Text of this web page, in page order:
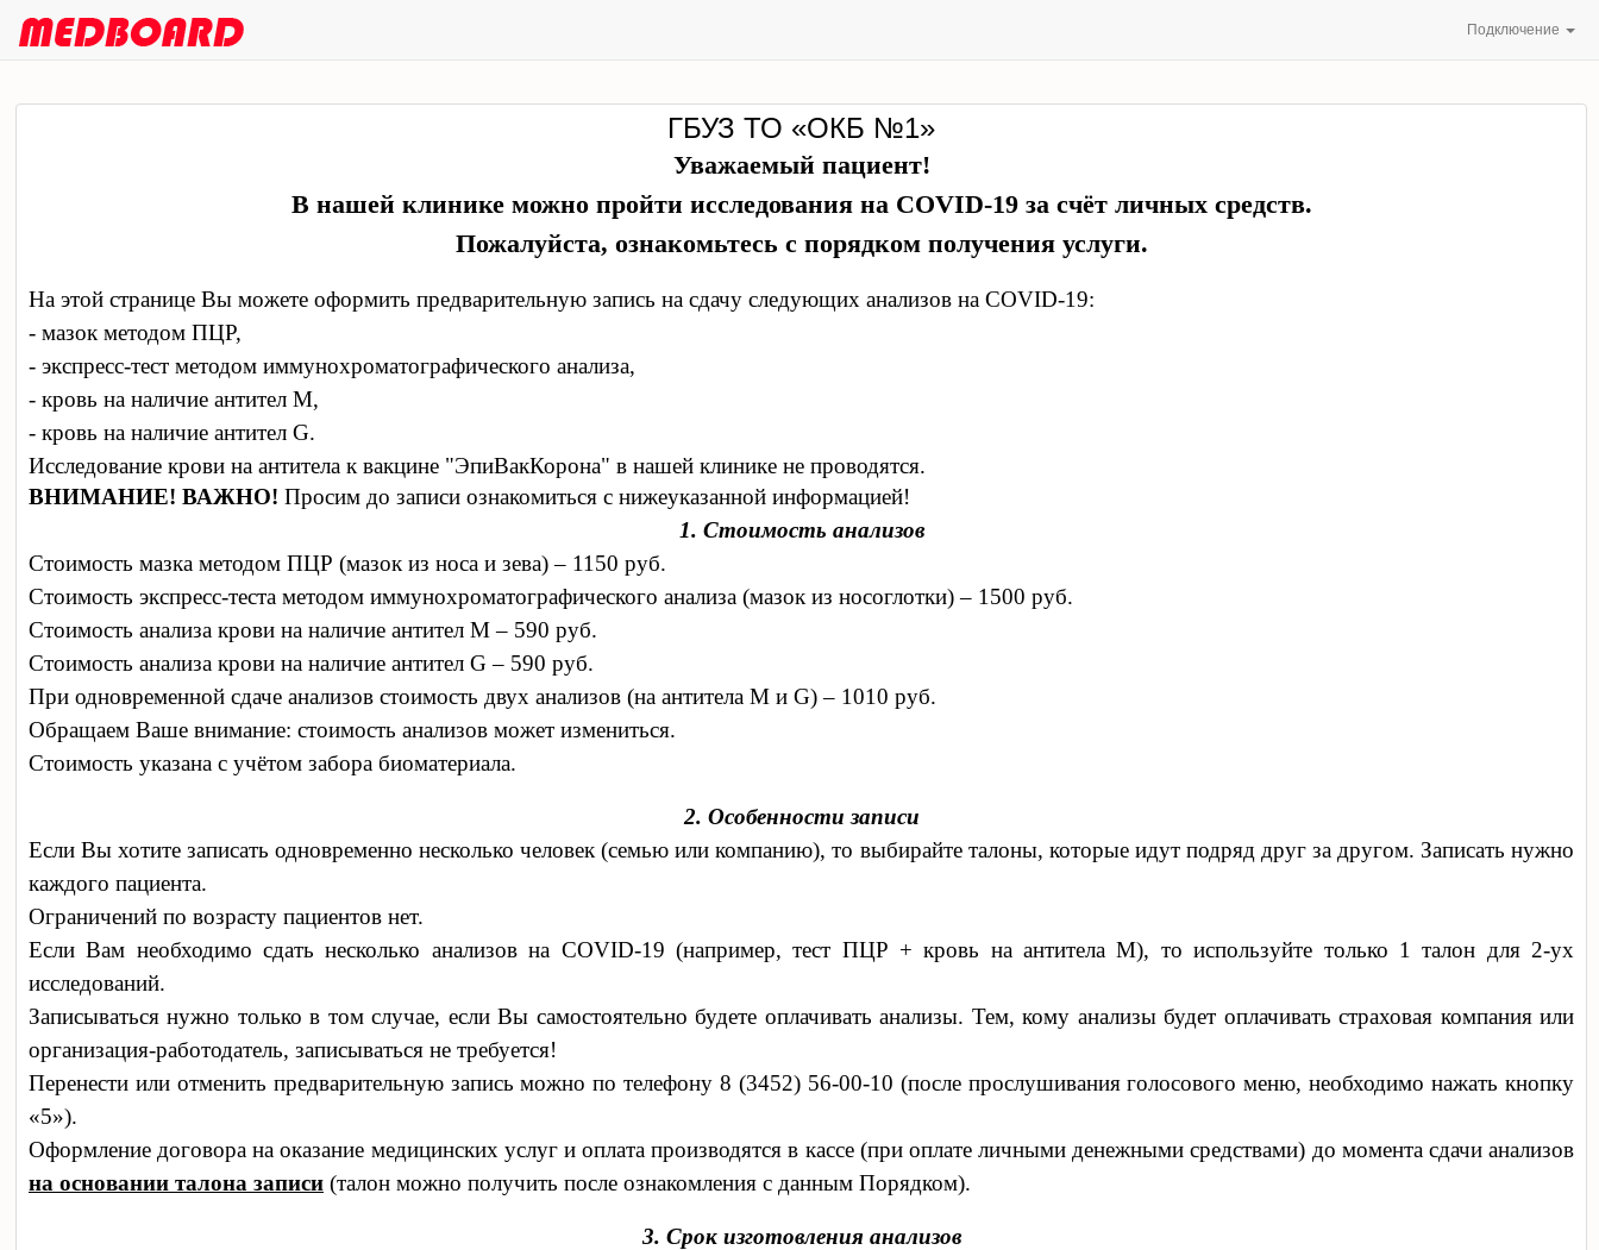
Подключение
ГБУЗ ТО «ОКБ №1»
Уважаемый пациент!
В нашей клинике можно пройти исследования на COVID-19 за счёт личных средств.
Пожалуйста, ознакомьтесь с порядком получения услуги.
На этой странице Вы можете оформить предварительную запись на сдачу следующих анализов на COVID-19:
- мазок методом ПЦР,
- экспресс-тест методом иммунохроматографического анализа,
- кровь на наличие антител М,
- кровь на наличие антител G.
Исследование крови на антитела к вакцине "ЭпиВакКорона" в нашей клинике не проводятся.
ВНИМАНИЕ! ВАЖНО! Просим до записи ознакомиться с нижеуказанной информацией!
1. Стоимость анализов
Стоимость мазка методом ПЦР (мазок из носа и зева) – 1150 руб.
Стоимость экспресс-теста методом иммунохроматографического анализа (мазок из носоглотки) – 1500 руб.
Стоимость анализа крови на наличие антител М – 590 руб.
Стоимость анализа крови на наличие антител G – 590 руб.
При одновременной сдаче анализов стоимость двух анализов (на антитела М и G) – 1010 руб.
Обращаем Ваше внимание: стоимость анализов может измениться.
Стоимость указана с учётом забора биоматериала.
2. Особенности записи
Если Вы хотите записать одновременно несколько человек (семью или компанию), то выбирайте талоны, которые идут подряд друг за другом. Записать нужно
каждого пациента.
Ограничений по возрасту пациентов нет.
Если Вам необходимо сдать несколько анализов на COVID-19 (например, тест ПЦР + кровь на антитела М), то используйте только 1 талон для 2-ух
исследований.
Записываться нужно только в том случае, если Вы самостоятельно будете оплачивать анализы. Тем, кому анализы будет оплачивать страховая компания или
организация-работодатель, записываться не требуется!
Перенести или отменить предварительную запись можно по телефону 8 (3452) 56-00-10 (после прослушивания голосового меню, необходимо нажать кнопку
«5»).
Оформление договора на оказание медицинских услуг и оплата производятся в кассе (при оплате личными денежными средствами) до момента сдачи анализов
на основании талона записи (талон можно получить после ознакомления с данным Порядком).
3. Срок изготовления анализов